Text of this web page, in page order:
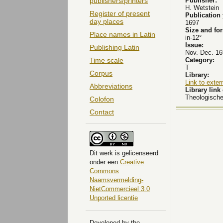
Register of present
day places
Place names in Latin
Publishing Latin
Time scale
Corpus
Abbreviations
Colofon
Contact
Dit werk is gelicenseerd
onder een Creative
Commons
Naamsvermelding-
NietCommercieel 3.0
Unported licentie
H. Wetstein
Publication
1697
Size and
in-12°
Issue:
Nov.-Dec.
Category:
T
Library:
Link to
Library link